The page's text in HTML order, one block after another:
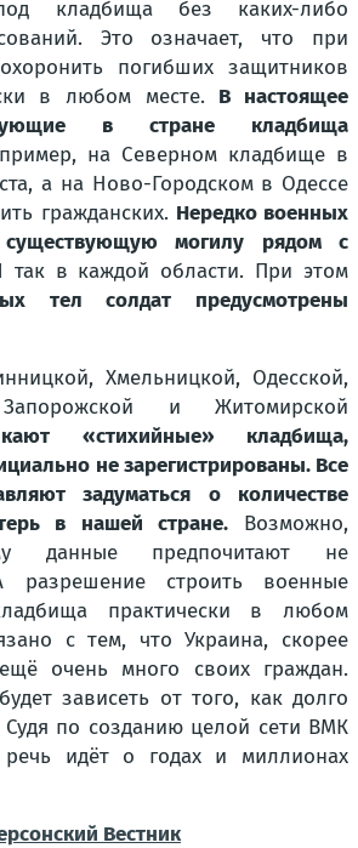
кладбища без каких-либо
Это означает, что при
погибших защитников
в любом месте. В настоящее
в стране кладбища
на Северном кладбище в
а на Ново-Городском в Одессе
гражданских. Нередко военных
могилу рядом с
так в каждой области. При этом
тел солдат предусмотрены
Хмельницкой, Одесской,
Запорожской и Житомирской
«стихийные» кладбища,
не зарегистрированы. Все
задуматься о количестве
в нашей стране.Возможно,
данные предпочитают не
разрешение строить военные
практически в любом
с тем, что Украина, скорее
очень много своих граждан.
зависеть от того, как долго
Судя по созданию целой сети ВМК
идёт о годах и миллионах
Вестник